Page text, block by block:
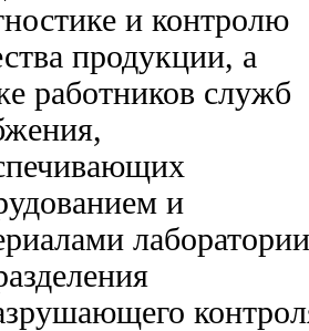
и контролю
продукции, а
работников служб
и